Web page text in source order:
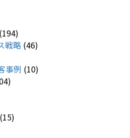
(194)
戦略 (46)
事例 (10)
(15)